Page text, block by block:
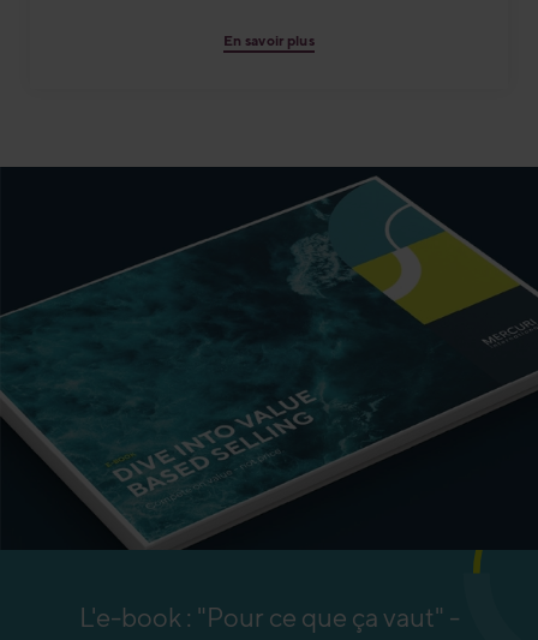
En savoir plus
L'e-book : "Pour ce que ça vaut" -